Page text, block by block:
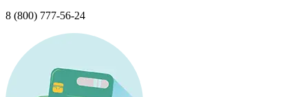
8 (800) 777-56-24